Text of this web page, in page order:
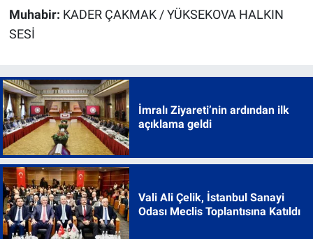
Muhabir: KADER ÇAKMAK / YÜKSEKOVA HALKIN
SESİ
İmralı Ziyareti’nin ardından ilk
açıklama geldi
Vali Ali Çelik, İstanbul Sanayi
Odası Meclis Toplantısına Katıldı